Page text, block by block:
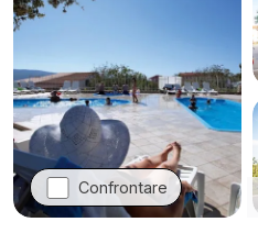
Confrontare